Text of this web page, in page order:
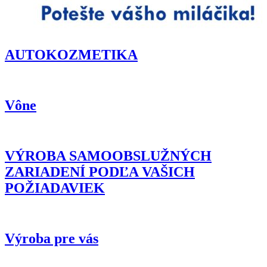
AUTOKOZMETIKA
Vône
VÝROBA SAMOOBSLUŽNÝCH
ZARIADENÍ PODĽA VAŠICH
POŽIADAVIEK
Výroba pre vás